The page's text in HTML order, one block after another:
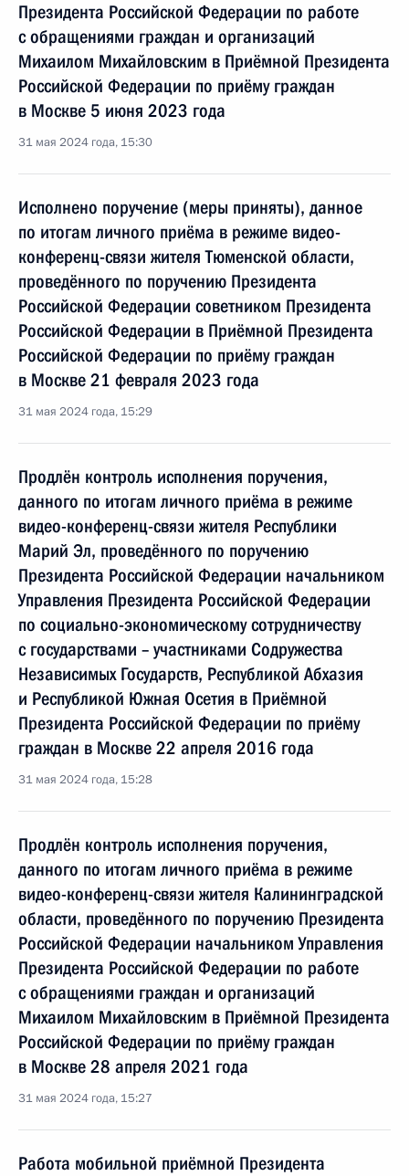
Президента Российской Федерации по работе
с обращениями граждан и организаций
Михаилом Михайловским в Приёмной Президента
Российской Федерации по приёму граждан
в Москве 5 июня 2023 года
31 мая 2024 года, 15:30
Исполнено поручение (меры приняты), данное
по итогам личного приёма в режиме видео-
конференц-связи жителя Тюменской области,
проведённого по поручению Президента
Российской Федерации советником Президента
Российской Федерации в Приёмной Президента
Российской Федерации по приёму граждан
в Москве 21 февраля 2023 года
31 мая 2024 года, 15:29
Продлён контроль исполнения поручения,
данного по итогам личного приёма в режиме
видео-конференц-связи жителя Республики
Марий Эл, проведённого по поручению
Президента Российской Федерации начальником
Управления Президента Российской Федерации
по социально-экономическому сотрудничеству
с государствами – участниками Содружества
Независимых Государств, Республикой Абхазия
и Республикой Южная Осетия в Приёмной
Президента Российской Федерации по приёму
граждан в Москве 22 апреля 2016 года
31 мая 2024 года, 15:28
Продлён контроль исполнения поручения,
данного по итогам личного приёма в режиме
видео-конференц-связи жителя Калининградской
области, проведённого по поручению Президента
Российской Федерации начальником Управления
Президента Российской Федерации по работе
с обращениями граждан и организаций
Михаилом Михайловским в Приёмной Президента
Российской Федерации по приёму граждан
в Москве 28 апреля 2021 года
31 мая 2024 года, 15:27
Работа мобильной приёмной Президента